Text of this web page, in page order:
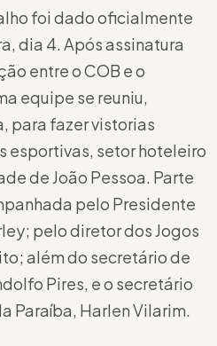
foi dado oficialmente
dia 4. Após assinatura
entre o COB e o
equipe se reuniu,
para fazer vistorias
esportivas, setor hoteleiro
de João Pessoa. Parte
pelo Presidente
pelo diretor dos Jogos
além do secretário de
Pires, e o secretário
Paraíba, Harlen Vilarim.